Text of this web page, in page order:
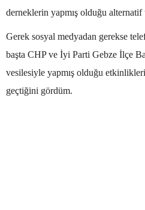
derneklerin yapmış olduğu alternatif
Gerek sosyal medyadan gerekse
başta CHP ve İyi Parti Gebze İlçe
vesilesiyle yapmış olduğu
geçtiğini gördüm.